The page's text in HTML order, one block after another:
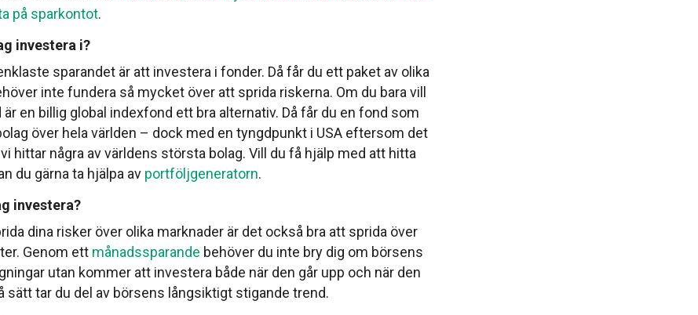
på sparkontot.
investera i?
sparandet är att investera i fonder. Då får du ett paket av olika
inte fundera så mycket över att sprida riskerna. Om du bara vill
en billig global indexfond ett bra alternativ. Då får du en fond som
över hela världen – dock med en tyngdpunkt i USA eftersom det
hittar några av världens största bolag. Vill du få hjälp med att hitta
du gärna ta hjälpa av portföljgeneratorn.
investera?
dina risker över olika marknader är det också bra att sprida över
Genom ett månadssparande behöver du inte bry dig om börsens
utan kommer att investera både när den går upp och när den
sätt tar du del av börsens långsiktigt stigande trend.